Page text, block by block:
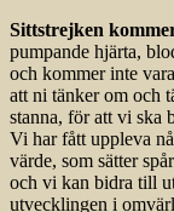
Sittstrejken
pumpande hjärta,
och kommer inte
att ni tänker om och
stanna, för att vi ska
Vi har fått uppleva
värde, som sätter
och vi kan bidra till
utvecklingen i